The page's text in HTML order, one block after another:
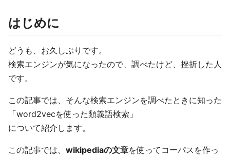
はじめに
どうも、お久しぶりです。
検索エンジンが気になったので、調べたけど、挫折した人
です。
この記事では、そんな検索エンジンを調べたときに知った
「word2vecを使った類義語検索」
について紹介します。
この記事では、 wikipediaの文章を使ってコーパスを作っ